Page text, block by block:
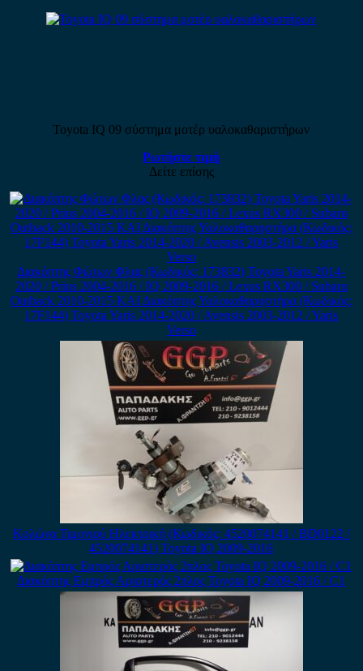
Toyota IQ 09 σύστημα μοτέρ υαλοκαθαριστήρων
Ρωτήστε τιμή
Δείτε επίσης
Διακόπτης Φώτων Φλας (Κωδικός: 173832) Toyota Yaris 2014-
2020 / Prius 2004-2016 / IQ 2009-2016 / Lexus RX300 / Subaru
Outback 2010-2015 ΚΑΙ Διακόπτης Υαλοκαθαρηστήρα (Κωδικός:
17F144) Toyota Yaris 2014-2020 / Avensis 2003-2012 / Yaris
Verso
Κολώνα Τιμονιού Ηλεκτρική (Κωδικός: 4520074141 / BD0122 /
4520074141) Toyota IQ 2009-2016
Διακόπτης Εμπρός Αριστερός 2πλος Toyota IQ 2009-2016 / C1